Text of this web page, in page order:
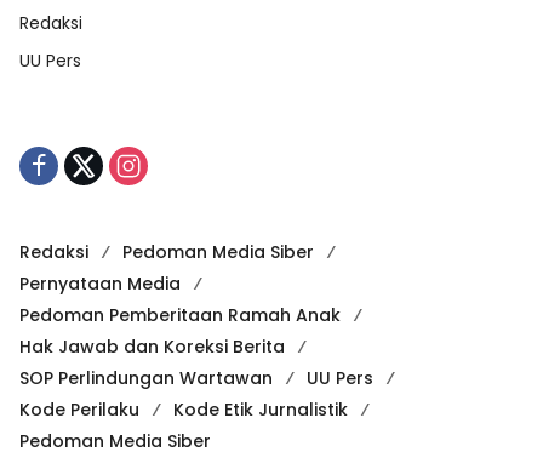
Redaksi
UU Pers
Redaksi
Pedoman Media Siber
Pernyataan Media
Pedoman Pemberitaan Ramah Anak
Hak Jawab dan Koreksi Berita
SOP Perlindungan Wartawan
UU Pers
Kode Perilaku
Kode Etik Jurnalistik
Pedoman Media Siber